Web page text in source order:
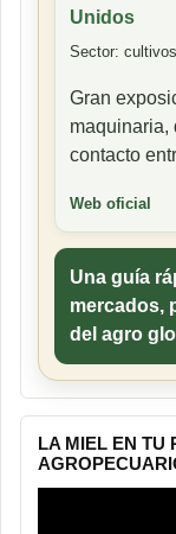
Unidos
Sector:
Gran
maquinaria,
contacto
Web oficial
Una guía
mercados,
del agro
LA MIEL EN TU